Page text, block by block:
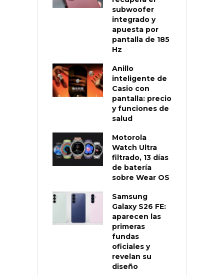
subwoofer
integrado y
apuesta por
pantalla de 185
Hz
Anillo
inteligente de
Casio con
pantalla: precio
y funciones de
salud
Motorola
Watch Ultra
filtrado, 13 días
de batería
sobre Wear OS
Samsung
Galaxy S26 FE:
aparecen las
primeras
fundas
oficiales y
revelan su
diseño